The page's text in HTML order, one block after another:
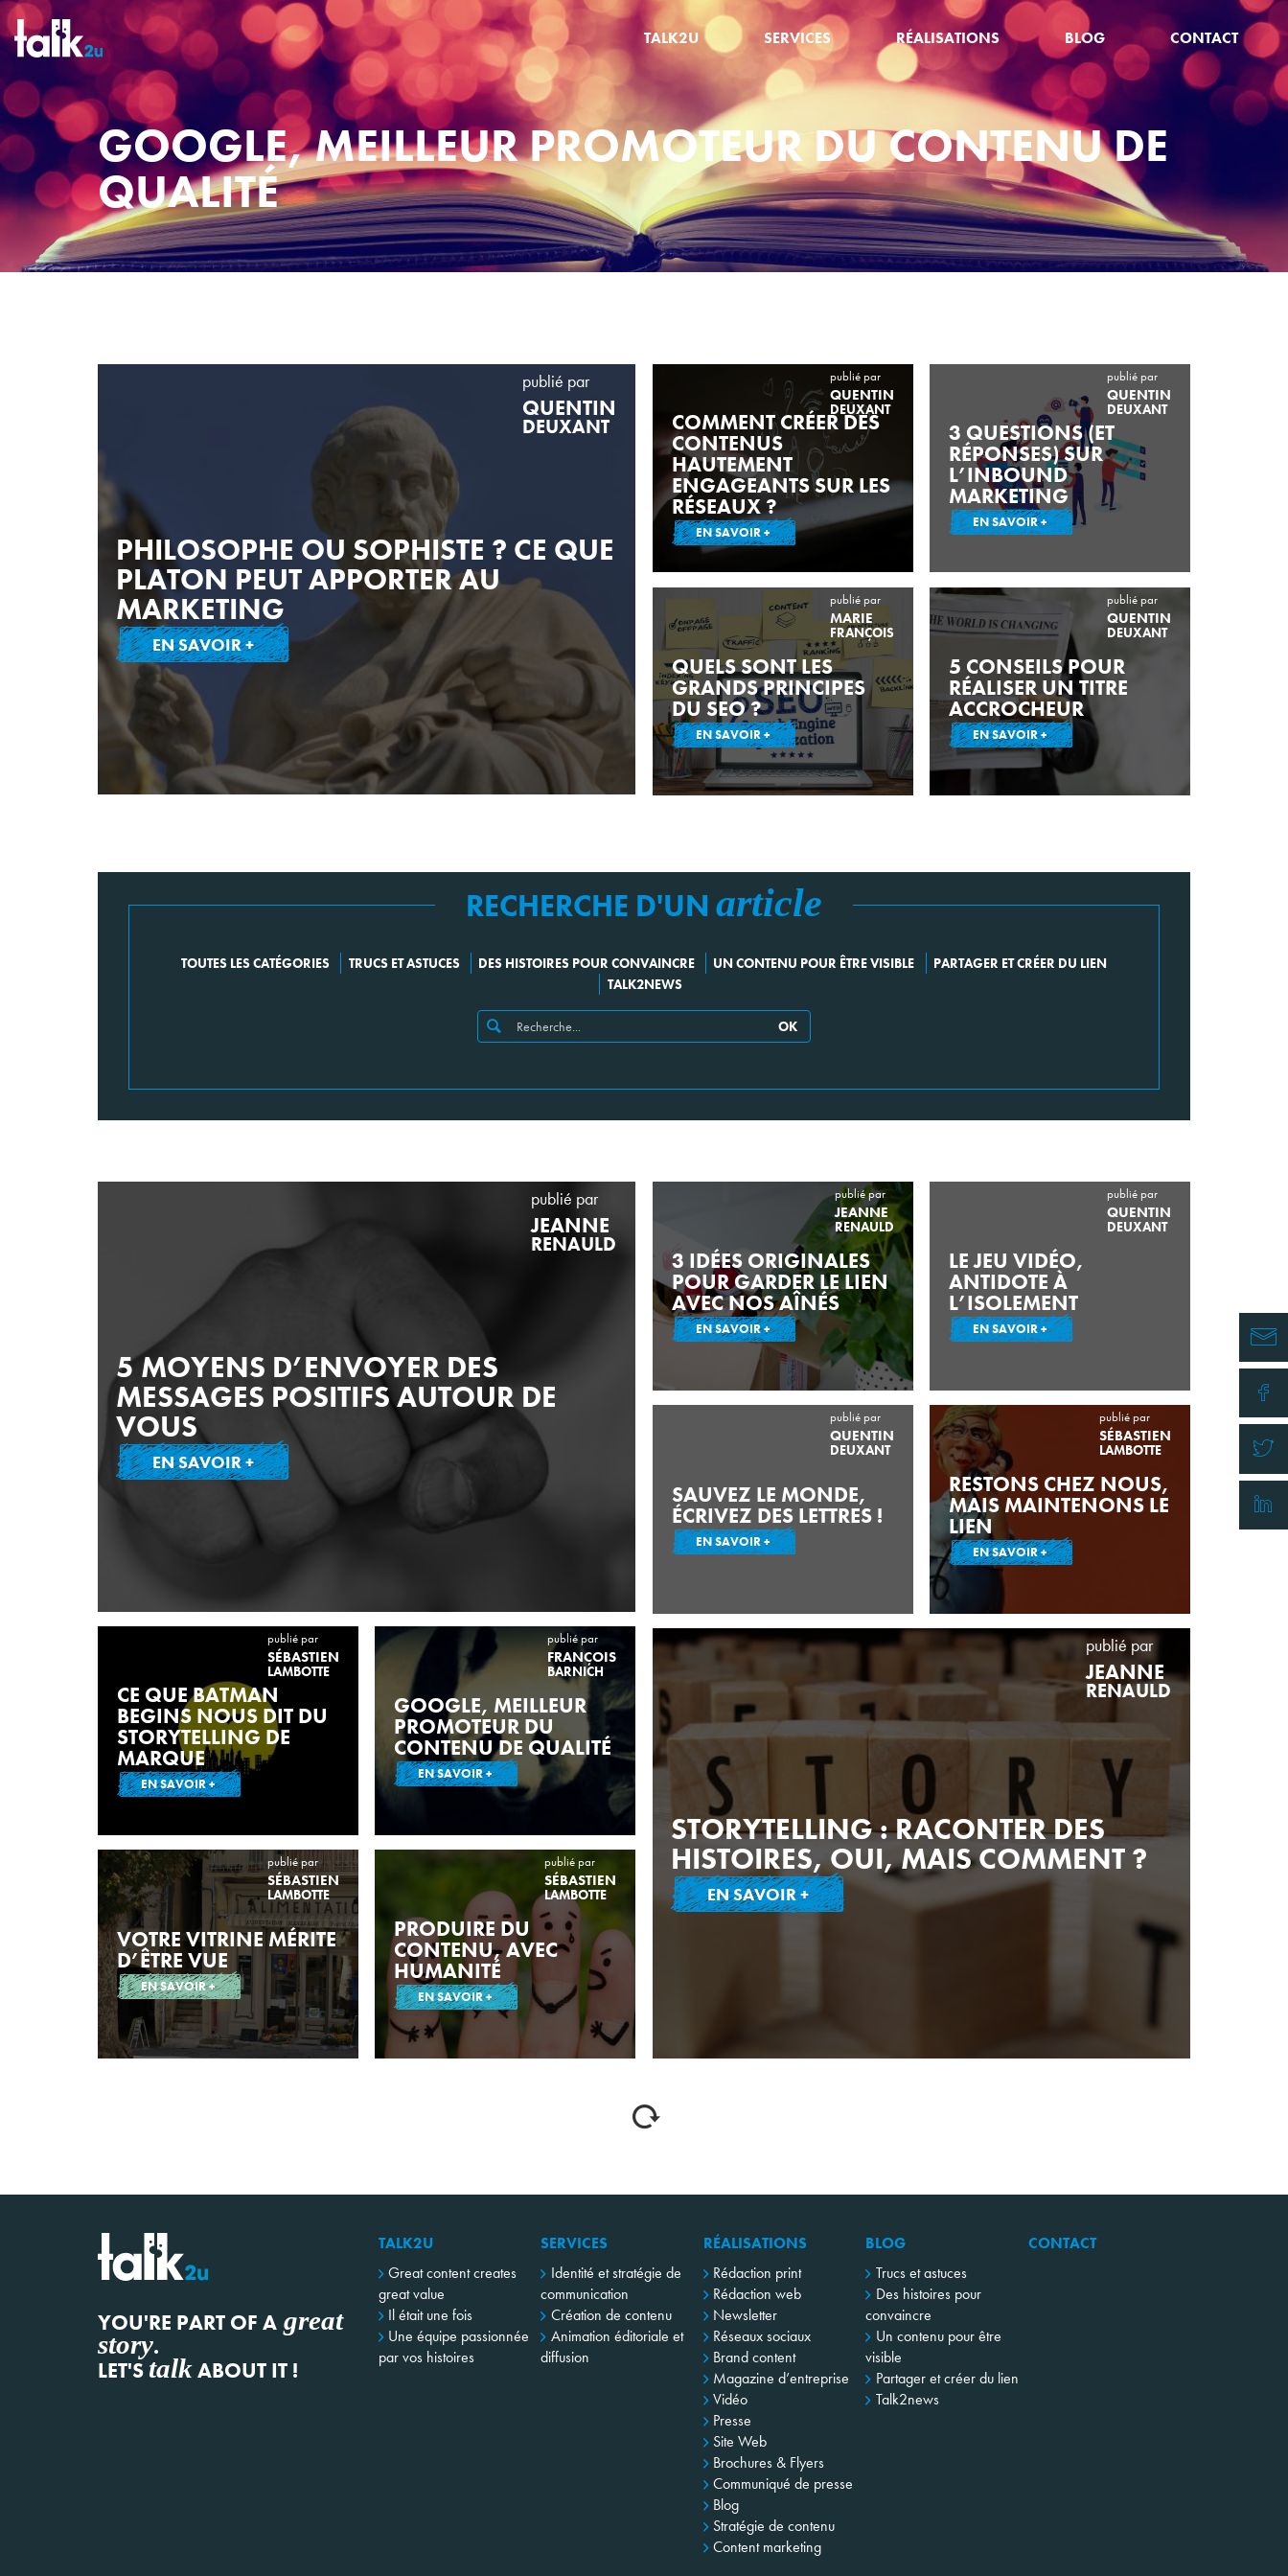
TALK2U SERVICES RÉALISATIONS BLOG CONTACT
GOOGLE, MEILLEUR PROMOTEUR DU CONTENU DE
QUALITÉ
publié par
QUENTIN
DEUXANT
PHILOSOPHE OU SOPHISTE ? CE QUE
PLATON PEUT APPORTER AU
MARKETING
EN SAVOIR +
publié par
QUENTIN
DEUXANT
COMMENT CRÉER DES
CONTENUS
HAUTEMENT
ENGAGEANTS SUR LES
RÉSEAUX ?
EN SAVOIR +
publié par
QUENTIN
DEUXANT
3 QUESTIONS (ET
RÉPONSES) SUR
L’INBOUND
MARKETING
EN SAVOIR +
publié par
MARIE
FRANÇOIS
QUELS SONT LES
GRANDS PRINCIPES
DU SEO ?
EN SAVOIR +
publié par
QUENTIN
DEUXANT
5 CONSEILS POUR
RÉALISER UN TITRE
ACCROCHEUR
EN SAVOIR +
RECHERCHE D'UN article
TOUTES LES CATÉGORIES TRUCS ET ASTUCES DES HISTOIRES POUR CONVAINCRE UN CONTENU POUR ÊTRE VISIBLE
PARTAGER ET CRÉER DU LIEN
TALK2NEWS
OK
publié par
JEANNE
RENAULD
5 MOYENS D’ENVOYER DES
MESSAGES POSITIFS AUTOUR DE
VOUS
EN SAVOIR +
publié par
JEANNE
RENAULD
3 IDÉES ORIGINALES
POUR GARDER LE LIEN
AVEC NOS AÎNÉS
EN SAVOIR +
publié par
QUENTIN
DEUXANT
LE JEU VIDÉO,
ANTIDOTE À
L’ISOLEMENT
EN SAVOIR +
publié par
QUENTIN
DEUXANT
SAUVEZ LE MONDE,
ÉCRIVEZ DES LETTRES !
EN SAVOIR +
publié par
SÉBASTIEN
LAMBOTTE
RESTONS CHEZ NOUS,
MAIS MAINTENONS LE
LIEN
EN SAVOIR +
publié par
SÉBASTIEN
LAMBOTTE
CE QUE BATMAN
BEGINS NOUS DIT DU
STORYTELLING DE
MARQUE
EN SAVOIR +
publié par
FRANÇOIS
BARNICH
GOOGLE, MEILLEUR
PROMOTEUR DU
CONTENU DE QUALITÉ
EN SAVOIR +
publié par
JEANNE
RENAULD
STORYTELLING : RACONTER DES
HISTOIRES, OUI, MAIS COMMENT ?
EN SAVOIR +
publié par
SÉBASTIEN
LAMBOTTE
VOTRE VITRINE MÉRITE
D’ÊTRE VUE
EN SAVOIR +
publié par
SÉBASTIEN
LAMBOTTE
PRODUIRE DU
CONTENU, AVEC
HUMANITÉ
EN SAVOIR +
YOU'RE PART OF A great
story.
LET'S talkABOUT IT !
TALK2U
Great content creates
great value
Il était une fois
Une équipe passionnée
par vos histoires
SERVICES
Identité et stratégie de
communication
Création de contenu
Animation éditoriale et
diffusion
RÉALISATIONS
Rédaction print
Rédaction web
Newsletter
Réseaux sociaux
Brand content
Magazine d’entreprise
Vidéo
Presse
Site Web
Brochures & Flyers
Communiqué de presse
Blog
Stratégie de contenu
Content marketing
BLOG
Trucs et astuces
Des histoires pour
convaincre
Un contenu pour être
visible
Partager et créer du lien
Talk2news
CONTACT